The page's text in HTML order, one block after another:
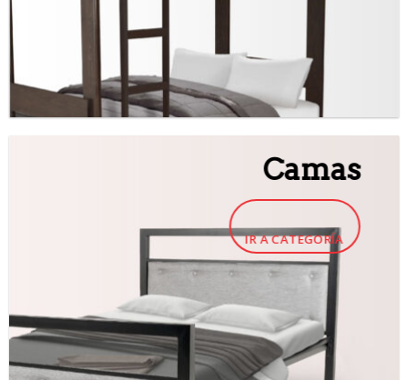
Camas
IR A CATEGORÍA